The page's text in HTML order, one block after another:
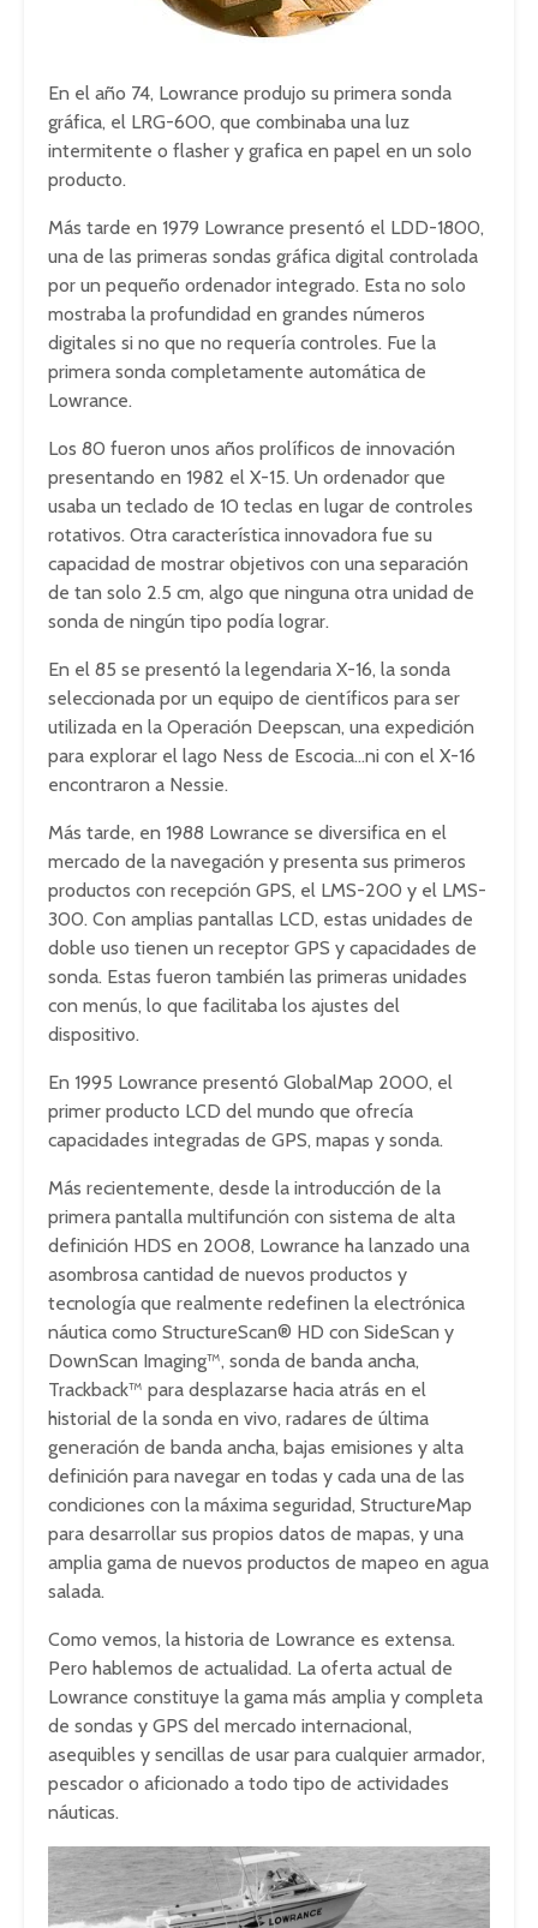
En el año 74, Lowrance produjo su primera sonda
gráfica, el LRG-600, que combinaba una luz
intermitente o flasher y grafica en papel en un solo
producto.
Más tarde en 1979 Lowrance presentó el LDD-1800,
una de las primeras sondas gráfica digital controlada
por un pequeño ordenador integrado. Esta no solo
mostraba la profundidad en grandes números
digitales si no que no requería controles. Fue la
primera sonda completamente automática de
Lowrance.
Los 80 fueron unos años prolíficos de innovación
presentando en 1982 el X-15. Un ordenador que
usaba un teclado de 10 teclas en lugar de controles
rotativos. Otra característica innovadora fue su
capacidad de mostrar objetivos con una separación
de tan solo 2.5 cm, algo que ninguna otra unidad de
sonda de ningún tipo podía lograr.
En el 85 se presentó la legendaria X-16, la sonda
seleccionada por un equipo de científicos para ser
utilizada en la Operación Deepscan, una expedición
para explorar el lago Ness de Escocia…ni con el X-16
encontraron a Nessie.
Más tarde, en 1988 Lowrance se diversifica en el
mercado de la navegación y presenta sus primeros
productos con recepción GPS, el LMS-200 y el LMS-
300. Con amplias pantallas LCD, estas unidades de
doble uso tienen un receptor GPS y capacidades de
sonda. Estas fueron también las primeras unidades
con menús, lo que facilitaba los ajustes del
dispositivo.
En 1995 Lowrance presentó GlobalMap 2000, el
primer producto LCD del mundo que ofrecía
capacidades integradas de GPS, mapas y sonda.
Más recientemente, desde la introducción de la
primera pantalla multifunción con sistema de alta
definición HDS en 2008, Lowrance ha lanzado una
asombrosa cantidad de nuevos productos y
tecnología que realmente redefinen la electrónica
náutica como StructureScan® HD con SideScan y
DownScan Imaging™, sonda de banda ancha,
Trackback™ para desplazarse hacia atrás en el
historial de la sonda en vivo, radares de última
generación de banda ancha, bajas emisiones y alta
definición para navegar en todas y cada una de las
condiciones con la máxima seguridad, StructureMap
para desarrollar sus propios datos de mapas, y una
amplia gama de nuevos productos de mapeo en agua
salada.
Como vemos, la historia de Lowrance es extensa.
Pero hablemos de actualidad. La oferta actual de
Lowrance constituye la gama más amplia y completa
de sondas y GPS del mercado internacional,
asequibles y sencillas de usar para cualquier armador,
pescador o aficionado a todo tipo de actividades
náuticas.